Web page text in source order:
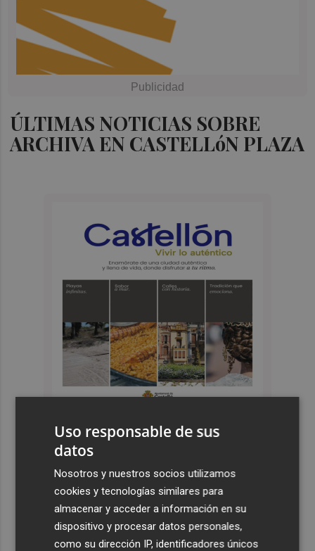
ÚLTIMAS NOTICIAS SOBRE
ARCHIVA EN CASTELLóN PLAZA
Últimas Noticias
El Hércules CF encara la quinta semana de preparación
con pruebas exigentes el fin de semana
Murcia inicia el repintado de señales en Patiño, San Pío
X, Santiago el Mayor, La Murta, Valladolises, Cañada
Uso responsable de sus
datos
Nosotros y nuestros socios utilizamos
cookies y tecnologías similares para
almacenar y acceder a información en su
dispositivo y procesar datos personales,
como su dirección IP, identificadores únicos